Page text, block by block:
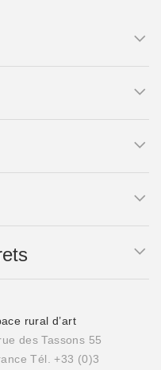
rural d’art
des Tassons 55
Tél. +33 (0)3